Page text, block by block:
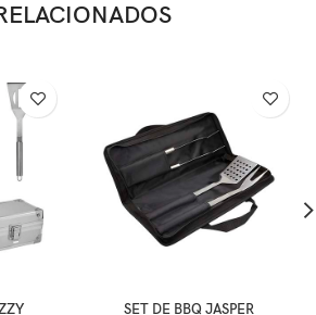
SET DE BBQ JASPER